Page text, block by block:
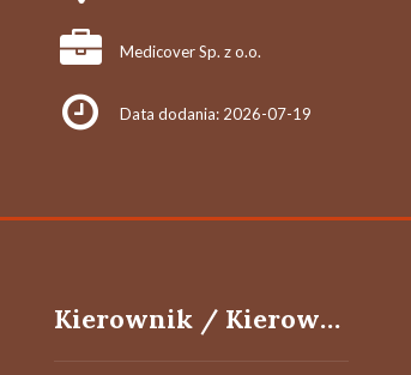
Medicover Sp. z o.o.
Data dodania: 2026-07-19
Kierownik / Kierowniczka Hurtowni w branży budowlanej